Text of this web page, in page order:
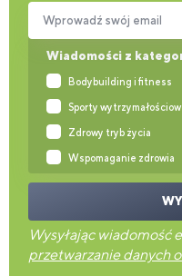
Wiadomości z
Bodybuilding i fitness
Sporty
Zdrowy tryb życia
Wspomaganie zdrowia
Wprowadź swój email
Wysyłając wiadomość
przetwarzanie danych